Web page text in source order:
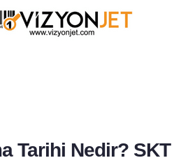
Tarihi Nedir? SKT